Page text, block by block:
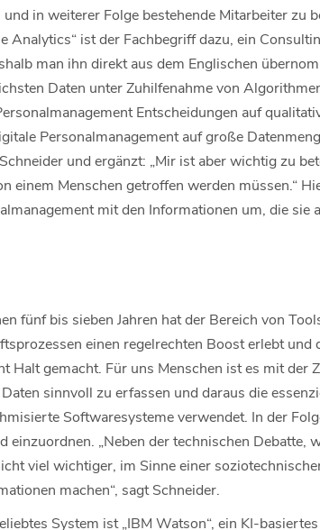
in weiterer Folge bestehende Mitarbeiter zu
Analytics“ ist der Fachbegriff dazu, ein
man ihn direkt aus dem Englischen
Daten unter Zuhilfenahme von
Entscheidungen auf
Personalmanagement auf große
und ergänzt: „Mir ist aber wichtig zu
einem Menschen getroffen werden müssen.“
mit den Informationen um, die sie
fünf bis sieben Jahren hat der Bereich von
einen regelrechten Boost erlebt und
Halt gemacht. Für uns Menschen ist es mit der
sinnvoll zu erfassen und daraus die
Softwaresysteme verwendet. In der
einzuordnen. „Neben der technischen Debatte,
viel wichtiger, im Sinne einer
machen“, sagt Schneider.
System ist „IBM Watson“, ein KI-